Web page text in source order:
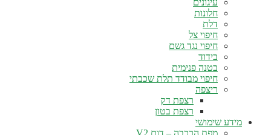
עיגונים
חלונות
דלת
חיפוי צל
חיפוי נגד גשם
בידוד
בטנה פנימית
חיפוי מבודד תלת שכבתי
ריצפה
רצפת דק
רצפת בטון
מידע שימושי
מפת הרכבה – דום V2